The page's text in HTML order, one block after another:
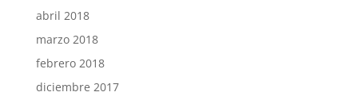
abril 2018
marzo 2018
febrero 2018
diciembre 2017